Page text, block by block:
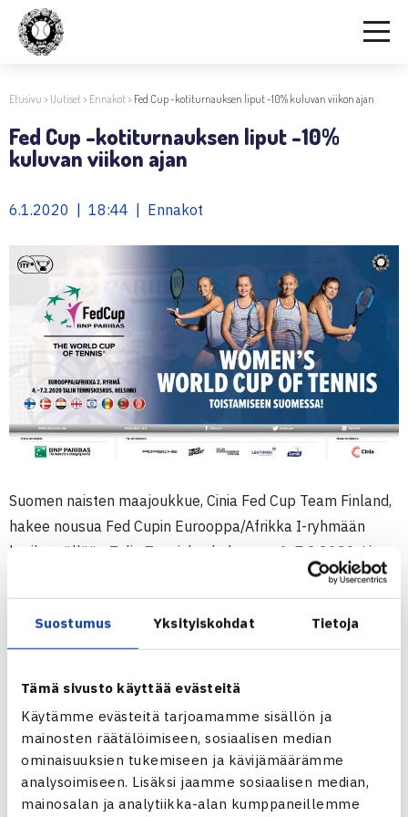
Suostumus Yksityiskohdat Tietoja
Tämä sivusto käyttää evästeitä
Käytämme evästeitä tarjoamamme sisällön ja
mainosten räätälöimiseen, sosiaalisen median
ominaisuuksien tukemiseen ja kävijämäärämme
analysoimiseen. Lisäksi jaamme sosiaalisen median,
mainosalan ja analytiikka-alan kumppaneillemme
Etusivu > Uutiset> Ennakot> Fed Cup -kotiturnauksen liput -10% kuluvan viikon ajan
Fed Cup -kotiturnauksen liput -10%
kuluvan viikon ajan
6.1.2020 | 18:44 | Ennakot
Suomen naisten maajoukkue, Cinia Fed Cup Team Finland,
hakee nousua Fed Cupin Eurooppa/Afrikka I-ryhmään
kotikentällään Talin Tenniskeskuksessa 4.-7.2.2020. Liput
tapahtumaan ovat 10% alennuksessa seuraavan viikon
ajan 6.-12.1.
LIPUNMYYNTI|TAPAHTUMASIVU|FACEBOOK
Tapahtumaan on myynnissä päivälippuja ja viikkolippu.
Alla ovat lippujen normaalit hinnat:
Päivälippu